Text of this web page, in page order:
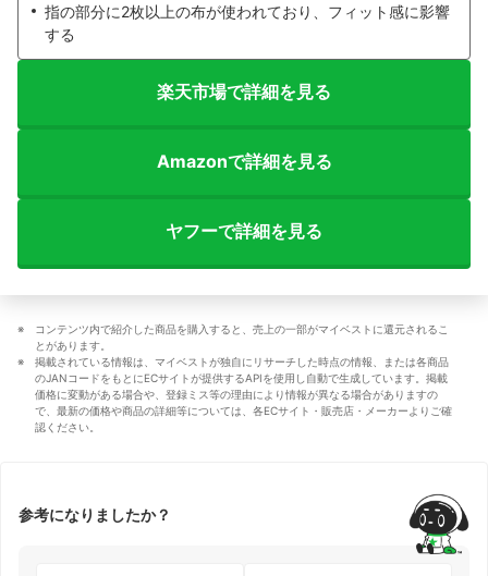
指の部分に2枚以上の布が使われており、フィット感に影響
する
楽天市場で詳細を見る
Amazonで詳細を見る
ヤフーで詳細を見る
コンテンツ内で紹介した商品を購入すると、売上の一部がマイベストに還元されるこ
とがあります。
掲載されている情報は、マイベストが独自にリサーチした時点の情報、または各商品
のJANコードをもとにECサイトが提供するAPIを使用し自動で生成しています。掲載
価格に変動がある場合や、登録ミス等の理由により情報が異なる場合がありますの
で、最新の価格や商品の詳細等については、各ECサイト・販売店・メーカーよりご確
認ください。
参考になりましたか？